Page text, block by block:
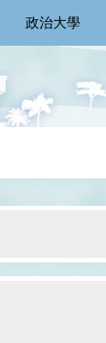
政治大學